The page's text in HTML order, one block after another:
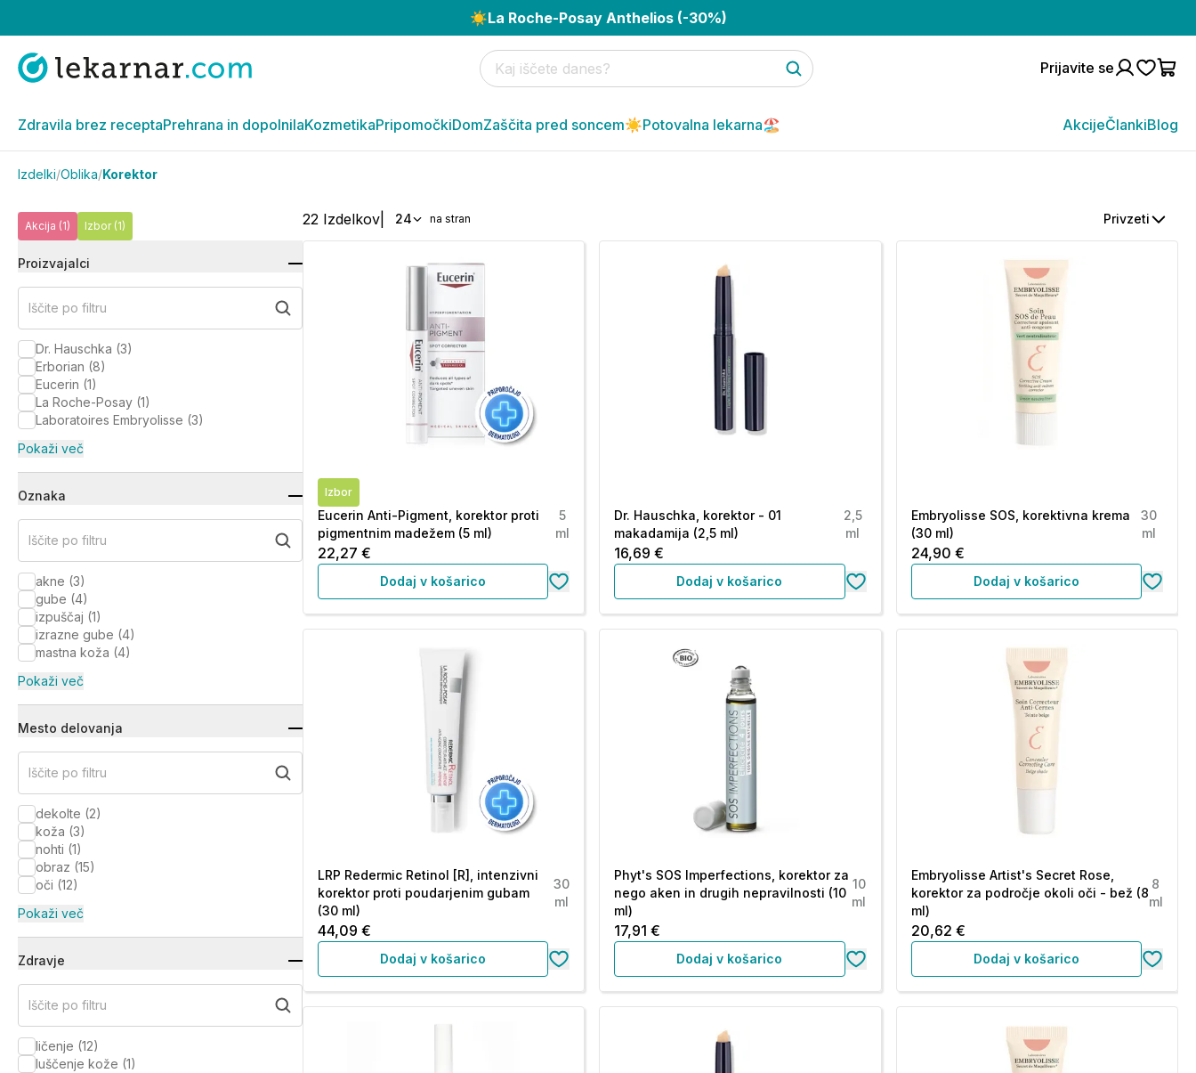
☀️La Roche-Posay Anthelios (-30%)
Prijavite se
Zdravila brez receptaPrehrana in dopolnilaKozmetikaPripomočkiDomZaščita pred soncem☀️Potovalna lekarna🏖️ AkcijeČlankiBlog
Izdelki/Oblika/Korektor
Akcija (1) Izbor (1)
Proizvajalci
Iščite po filtru
Dr. Hauschka (3)
Erborian (8)
Eucerin (1)
La Roche-Posay (1)
Laboratoires Embryolisse (3)
Pokaži več
Oznaka
Iščite po filtru
akne (3)
gube (4)
izpuščaj (1)
izrazne gube (4)
mastna koža (4)
Pokaži več
Mesto delovanja
Iščite po filtru
dekolte (2)
koža (3)
nohti (1)
obraz (15)
oči (12)
Pokaži več
Zdravje
Iščite po filtru
ličenje (12)
luščenje kože (1)
22 Izdelkov 24 na stran Privzeti
Izbor
Eucerin Anti-Pigment, korektor proti
pigmentnim madežem (5 ml)
5
ml
22,27 €
Dodaj v košarico
Dr. Hauschka, korektor - 01
makadamija (2,5 ml)
2,5
ml
16,69 €
Dodaj v košarico
Embryolisse SOS, korektivna krema
(30 ml)
30
ml
24,90 €
Dodaj v košarico
LRP Redermic Retinol [R], intenzivni
korektor proti poudarjenim gubam
(30 ml)
30
ml
44,09 €
Dodaj v košarico
Phyt's SOS Imperfections, korektor za
nego aken in drugih nepravilnosti (10
ml)
10
ml
17,91 €
Dodaj v košarico
Embryolisse Artist's Secret Rose,
korektor za področje okoli oči - bež (8
ml)
8
ml
20,62 €
Dodaj v košarico